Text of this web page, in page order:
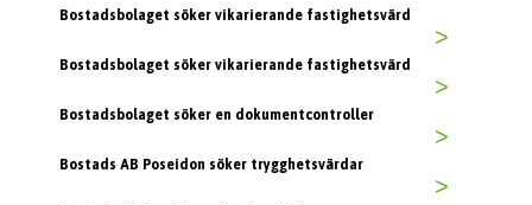
Bostadsbolaget söker vikarierande fastighetsvärd
>
Bostadsbolaget söker vikarierande fastighetsvärd
>
Bostadsbolaget söker en dokumentcontroller
>
Bostads AB Poseidon söker trygghetsvärdar
>